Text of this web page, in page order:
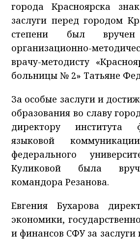
города Красноярска
заслуги перед городом
степени был вручен
организационно-
врачу-методисту
больницы № 2» Татьяне
За особые заслуги и
образования во славу
директору института
языковой
федерального
Куликовой была
командора Резанова.
Евгения Бухарова
экономики,
и финансов СФУ за заслуги